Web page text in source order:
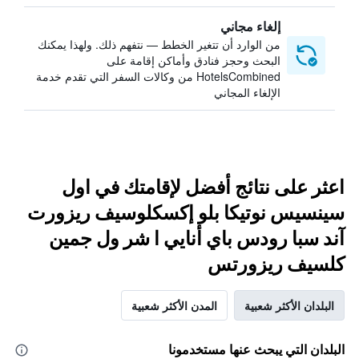
إلغاء مجاني
من الوارد أن تتغير الخطط — نتفهم ذلك. ولهذا يمكنك
البحث وحجز فنادق وأماكن إقامة على
HotelsCombined من وكالات السفر التي تقدم خدمة
الإلغاء المجاني
اعثر على نتائج أفضل لإقامتك في اول
سينسيس نوتيكا بلو إكسكلوسيف ريزورت
آند سبا رودس باي أنايي ا شر ول جمين
كلسيف ريزورتس
البلدان الأكثر شعبية المدن الأكثر شعبية
البلدان التي يبحث عنها مستخدمونا